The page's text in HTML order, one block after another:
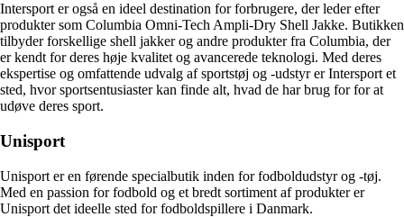
Intersport er også en ideel destination for forbrugere, der leder efter
produkter som Columbia Omni-Tech Ampli-Dry Shell Jakke. Butikken
tilbyder forskellige shell jakker og andre produkter fra Columbia, der
er kendt for deres høje kvalitet og avancerede teknologi. Med deres
ekspertise og omfattende udvalg af sportstøj og -udstyr er Intersport et
sted, hvor sportsentusiaster kan finde alt, hvad de har brug for for at
udøve deres sport.
Unisport
Unisport er en førende specialbutik inden for fodboldudstyr og -tøj.
Med en passion for fodbold og et bredt sortiment af produkter er
Unisport det ideelle sted for fodboldspillere i Danmark.